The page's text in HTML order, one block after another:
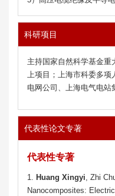
科研项目
主持国家自然科学基金
上项目；上海市科委多项
电网公司、上海电气电站
代表性论文专著
代表性专著
1. Huang Xingyi, Zhi
Nanocomposites: